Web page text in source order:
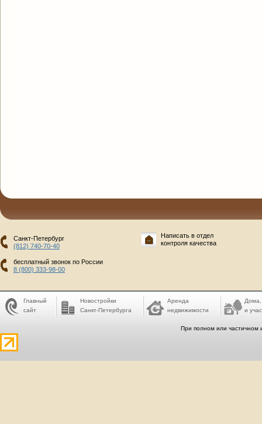
Санкт-Петербург
(812) 740-70-40
бесплатный звонок по России
8 (800) 333-98-00
Написать в отдел
контроля качества
Главный
сайт
Новостройки
Санкт-Петербурга
Аренда
недвижимости
Дома,
и
При полном или частичном